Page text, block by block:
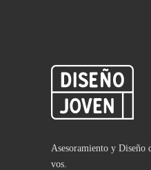
Asesoramiento y Diseño
vos.